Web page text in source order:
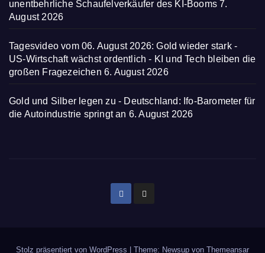
unentbehrliche Schaufelverkäufer des KI-Booms 7.
August 2026
Tagesvideo vom 06. August 2026: Gold wieder stark -
US-Wirtschaft wächst ordentlich - KI und Tech bleiben die
großen Fragezeichen 6. August 2026
Gold und Silber legen zu - Deutschland: Ifo-Barometer für
die Autoindustrie springt an 6. August 2026
Stolz präsentiert von WordPress | Theme: Newsup von Themeansar